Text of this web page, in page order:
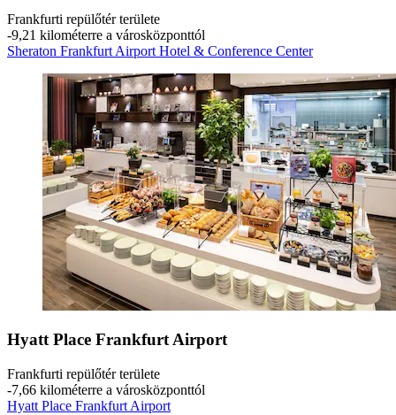
Frankfurti repülőtér területe
‐9,21 kilométerre a városközponttól
Sheraton Frankfurt Airport Hotel & Conference Center
Hyatt Place Frankfurt Airport
Frankfurti repülőtér területe
‐7,66 kilométerre a városközponttól
Hyatt Place Frankfurt Airport